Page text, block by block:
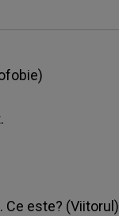
Ce este? (Viitorul)